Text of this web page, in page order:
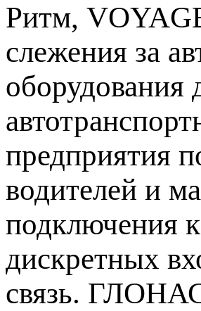
Ритм,
слежения за
оборудования
предприятия
водителей и
подключения
дискретных
связь.